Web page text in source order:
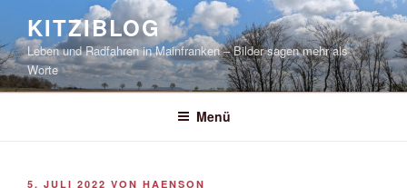
springen
KITZIBLOG
Leben und Radfahren in Mainfranken – Bilder sagen mehr als
Worte
Menü
VERÖFFENTLICHT
5. JULI 2022 VON HAENSON